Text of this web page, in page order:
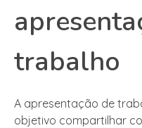
trabalho
A apresentação de
objetivo compartilhar